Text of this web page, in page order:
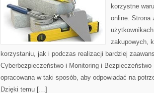
korzystne
online. Strona
zakupowych,
korzystaniu, jak i podczas realizacji bardziej
Cyberbezpieczeństwo i Monitoring i
opracowana w taki sposób, aby odpowiadać na
Dzięki temu […]